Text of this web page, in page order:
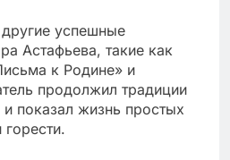
успешные
Астафьева, такие как
к Родине» и
продолжил традиции
показал жизнь простых